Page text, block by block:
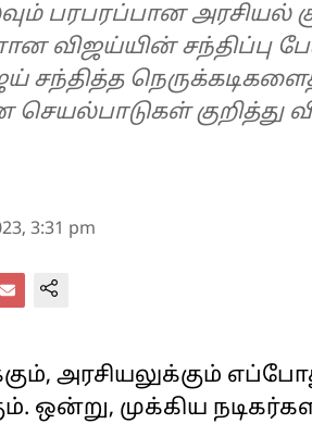
பரபரப்பான அரசியல்
விஜய்யின் சந்திப்பு
சந்தித்த
குறித்து
3:31 pm
அரசியலுக்கும்
ஒன்று, முக்கிய